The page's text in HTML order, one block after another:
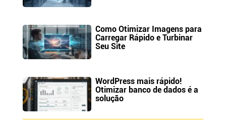
Como Otimizar Imagens para
Carregar Rápido e Turbinar
Seu Site
WordPress mais rápido!
Otimizar banco de dados é a
solução